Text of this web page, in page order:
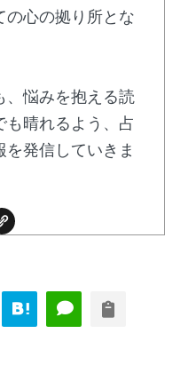
の心の拠り所とな
、悩みを抱える読
も晴れるよう、占
発信していきま